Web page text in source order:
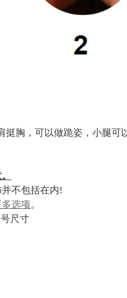
挺胸，可以做跪姿，小腿
不包括在内!
选项。
尺寸